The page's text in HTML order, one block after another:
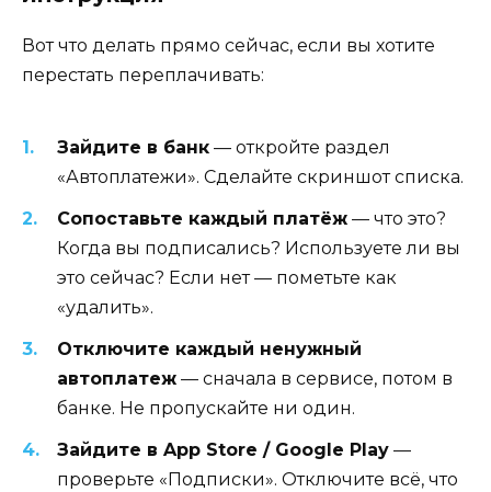
Вот что делать прямо сейчас, если вы хотите
перестать переплачивать:
Зайдите в банк — откройте раздел
«Автоплатежи». Сделайте скриншот списка.
Сопоставьте каждый платёж — что это?
Когда вы подписались? Используете ли вы
это сейчас? Если нет — пометьте как
«удалить».
Отключите каждый ненужный
автоплатеж — сначала в сервисе, потом в
банке. Не пропускайте ни один.
Зайдите в App Store / Google Play —
проверьте «Подписки». Отключите всё, что